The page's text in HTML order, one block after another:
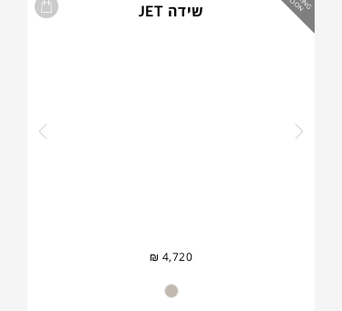
שידה JET
₪ 4,720